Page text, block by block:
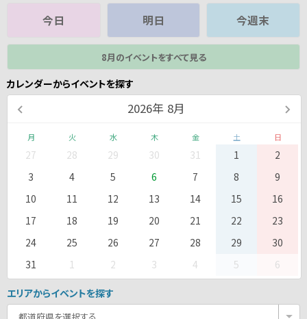
今日 明日 今週末
8月のイベントをすべて見る
カレンダーからイベントを探す
2026年 8月
月 火 水 木 金 土 日
27 28 29 30 31 1
2
3
4 5 6 7 8
9
10
11 12 13 14 15
16
17
18 19 20 21 22
23
24
25 26 27 28 29
30
31
1 2 3 4 5 6
エリアからイベントを探す